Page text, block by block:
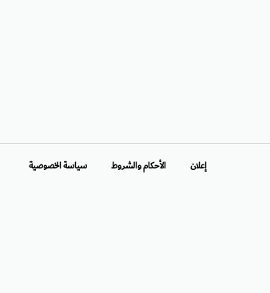
إعلان الأحكام والشروط سياسة الخصوصية